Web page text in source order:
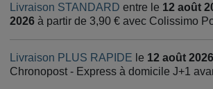
Livraison STANDARD entre le 12 août
2026 à partir de 3,90 € avec Colissimo
Livraison PLUS RAPIDE le 12 août 2026
Chronopost - Express à domicile J+1